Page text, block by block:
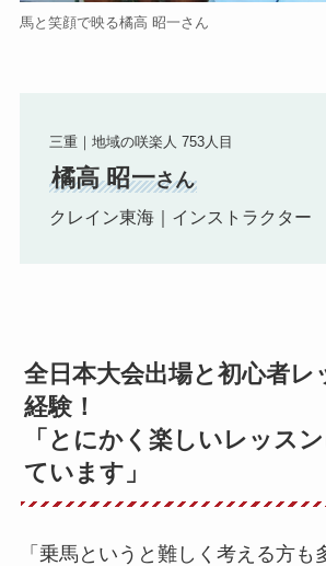
馬と笑顔で映る橘高 昭一さん
三重｜地域の咲楽人 753人目
橘高 昭一さん
クレイン東海｜インストラクター
全日本大会出場と初心者レ
経験！
「とにかく楽しいレッス
ています」
「乗馬というと難しく考える方も